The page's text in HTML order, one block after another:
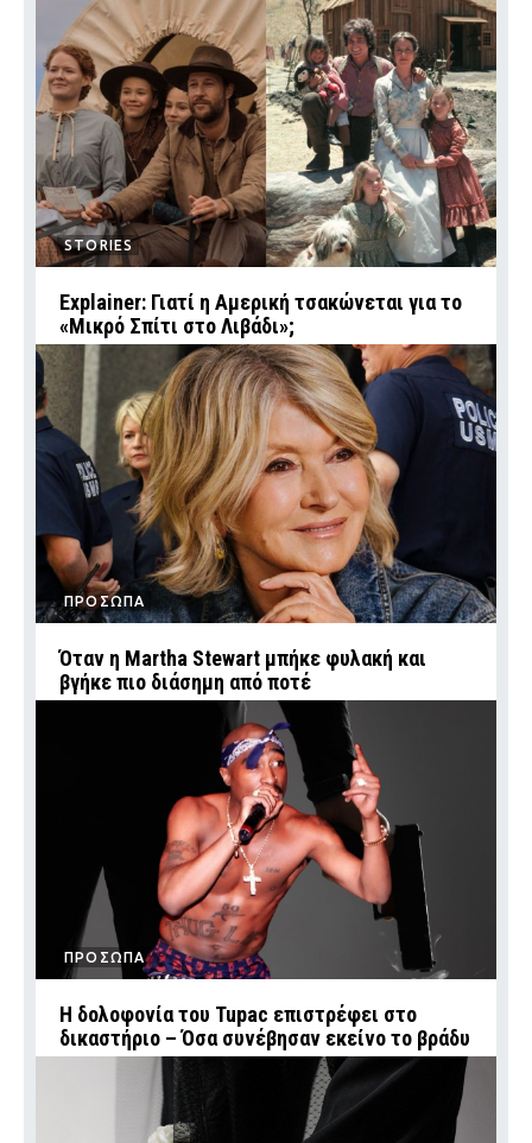
STORIES
Explainer: Γιατί η Αμερική τσακώνεται για το
«Μικρό Σπίτι στο Λιβάδι»;
ΠΡΟΣΩΠΑ
Όταν η Martha Stewart μπήκε φυλακή και
βγήκε πιο διάσημη από ποτέ
ΠΡΟΣΩΠΑ
Η δολοφονία του Tupac επιστρέφει στο
δικαστήριο – Όσα συνέβησαν εκείνο το βράδυ